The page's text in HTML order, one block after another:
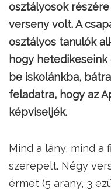
osztályosok
verseny volt. A
osztályos tanulók
hogy
be iskolánkba,
feladatra, hogy az
képviseljék.
Mind a lány, mind a
szerepelt. Négy
érmet (5 arany, 3